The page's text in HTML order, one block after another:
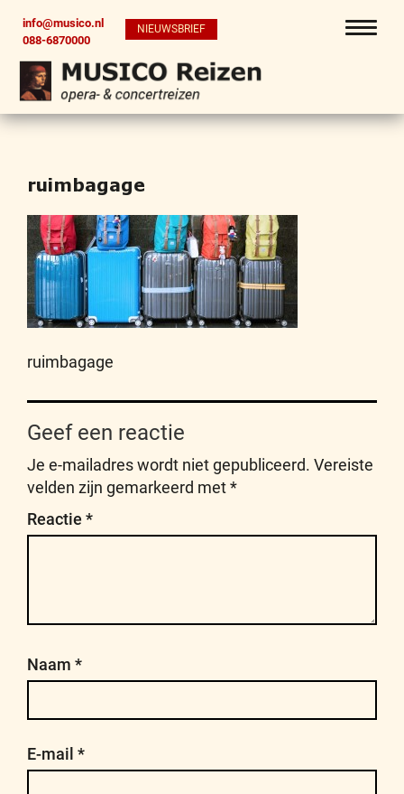
info@musico.nl
088-6870000
NIEUWSBRIEF
ruimbagage
ruimbagage
Geef een reactie
Je e-mailadres wordt niet gepubliceerd. Vereiste
velden zijn gemarkeerd met*
Reactie *
Naam *
E-mail *